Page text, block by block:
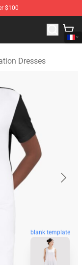
$100
Isolation
Dresses
blank template